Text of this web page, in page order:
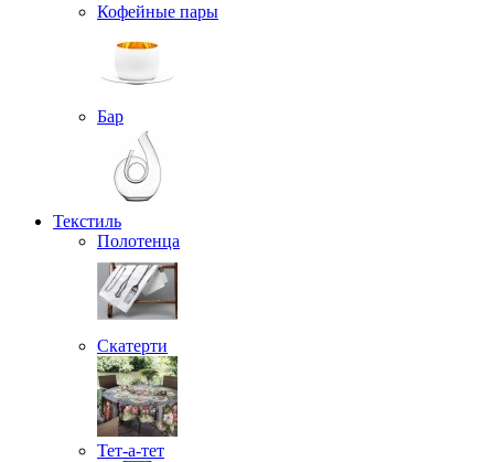
Кофейные пары
Бар
Текстиль
Полотенца
Скатерти
Тет-а-тет